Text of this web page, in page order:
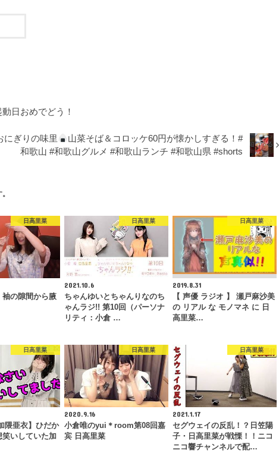
日おめでどう！
にぎりの味里
山菜そば＆コロッケ60円が懐かしすぎる！#
和歌山 #和歌山グルメ #和歌山ランチ #和歌山県 #shorts
日高里菜
袖の隙間から腋
日高里菜
2021.10.6
ちゃんゆいとちゃんりなのち
ゃんラジ!! 第10回（パーソナ
リティ：小倉 …
日高里菜
2019.8.31
【 声優 ラジオ 】 瀬戸麻沙美
の リアル な モノマネ に 日
高里菜…
日高里菜
隈亜衣】ひだか
笑いしていた加
日高里菜
2020.9.16
小倉唯のyui＊room第08回嘉
宾 日高里菜
日高里菜
2021.1.17
セグウェイの反乱！？日笠陽
子・日高里菜が戦慄！！ニコ
ニコ響チャンネルで配…